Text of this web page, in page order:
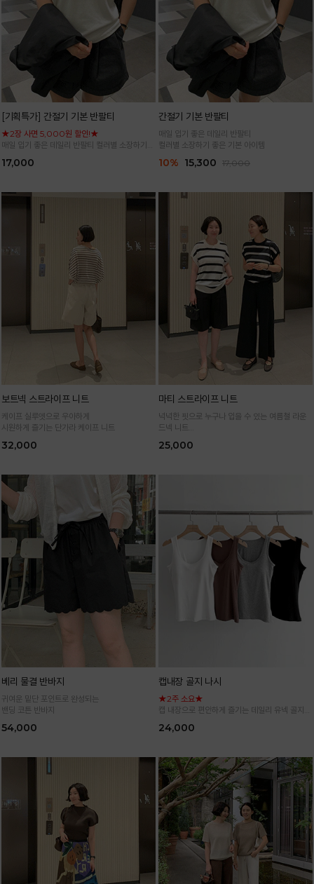
[기획특가] 간절기 기본 반팔티
★2장 사면 5,000원 할인!★
매일 입기 좋은 데일리 반팔티 컬러별 소장하기
17,000
간절기 기본 반팔티
매일 입기 좋은 데일리 반팔티
컬러별 소장하기 좋은 기본 아이템
10% 15,300 17,000
보트넥 스트라이프 니트
케이프 실루엣으로 우아하게
시원하게 즐기는 단가라 케이프 니트
32,000
마티 스트라이프 니트
넉넉한 핏으로 누구나 입을 수 있는 여름철 라운
드넥 니트
입어요
25,000
베리 물결 반바지
귀여운 밑단 포인트로 완성되는
밴딩 코튼 반바지
54,000
캡내장 골지 나시
★2주 소요★
캡 내장으로 편안하게 즐기는 데일리 유넥 골지
24,000